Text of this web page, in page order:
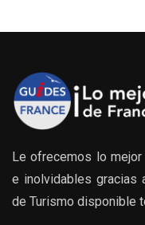
Le ofrecemos lo
e inolvidables gracias
de Turismo disponible